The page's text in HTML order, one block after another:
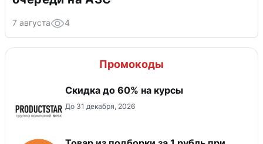
7 августа 4
Промокоды
Скидка до 60% на курсы
До 31 декабря, 2026